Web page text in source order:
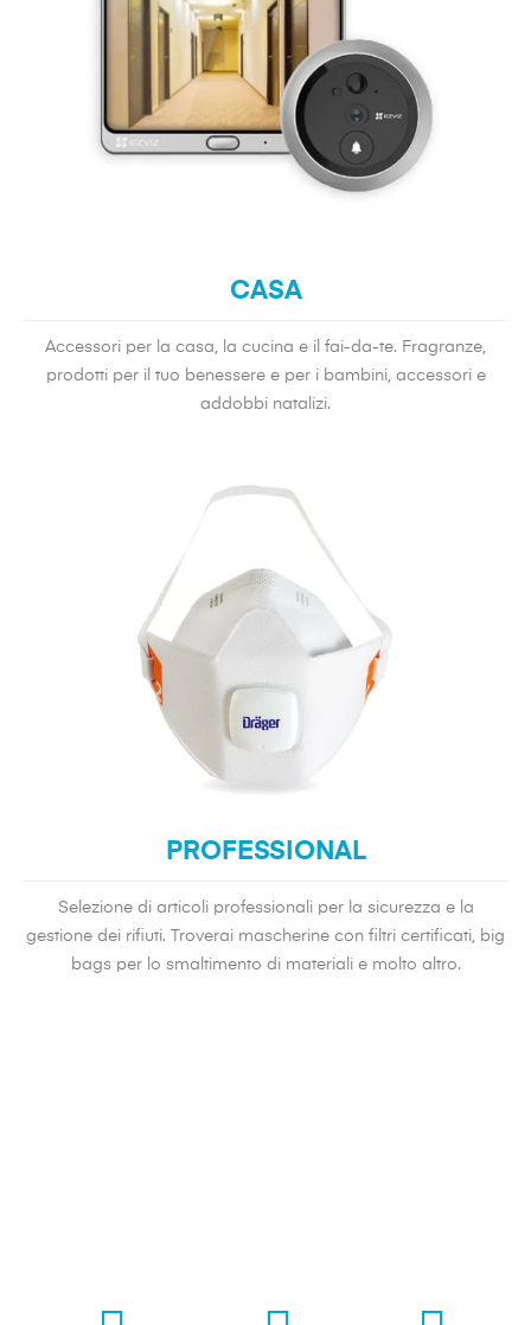
CASA
Accessori per la casa, la cucina e il fai-da-te. Fragranze,
prodotti per il tuo benessere e per i bambini, accessori e
addobbi natalizi.
PROFESSIONAL
Selezione di articoli professionali per la sicurezza e la
gestione dei rifiuti. Troverai mascherine con filtri certificati, big
bags per lo smaltimento di materiali e molto altro.